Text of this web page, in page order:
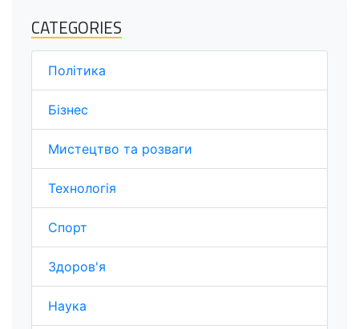
CATEGORIES
Політика
Бізнес
Мистецтво та розваги
Технологія
Спорт
Здоров'я
Наука